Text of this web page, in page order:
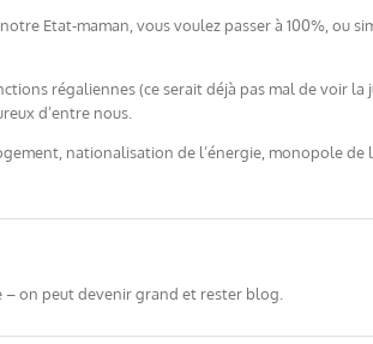
Etat-maman, vous voulez passer à 100%, ou
régaliennes (ce serait déjà pas mal de voir
d’entre nous.
nationalisation de l’énergie, monopole
– on peut devenir grand et rester blog.